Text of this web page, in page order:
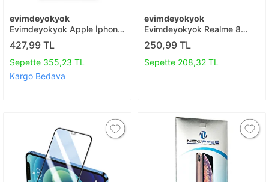
evimdeyokyok
Evimdeyokyok Apple İphone
13 Pro 360 Full Body Arka
Koruyucu T20
427,99 TL
Sepette 355,23 TL
Kargo Bedava
evimdeyokyok
Evimdeyokyok Realme 8
Temperli Cam Ekran
Koruyucu T20
250,99 TL
Sepette 208,32 TL